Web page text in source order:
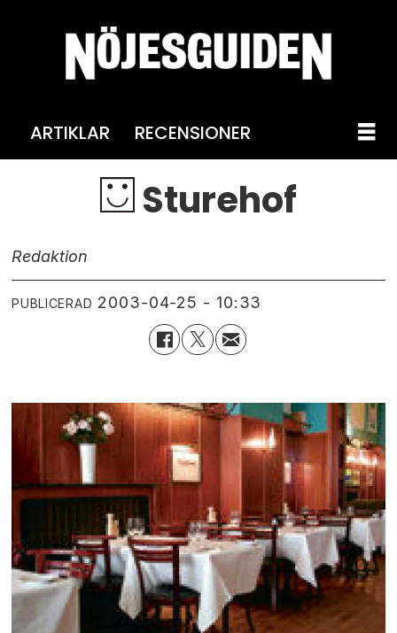
ARTIKLAR RECENSIONER
Sturehof
Redaktion
PUBLICERAD 2003-04-25 - 10:33